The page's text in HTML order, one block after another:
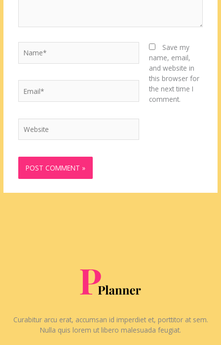
Save my
name, email,
and website in
this browser for
the next time I
comment.
Curabitur arcu erat, accumsan id imperdiet et, porttitor at sem.
Nulla quis lorem ut libero malesuada feugiat.